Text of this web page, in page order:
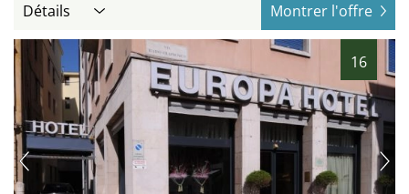
Détails Montrer l'offre
16